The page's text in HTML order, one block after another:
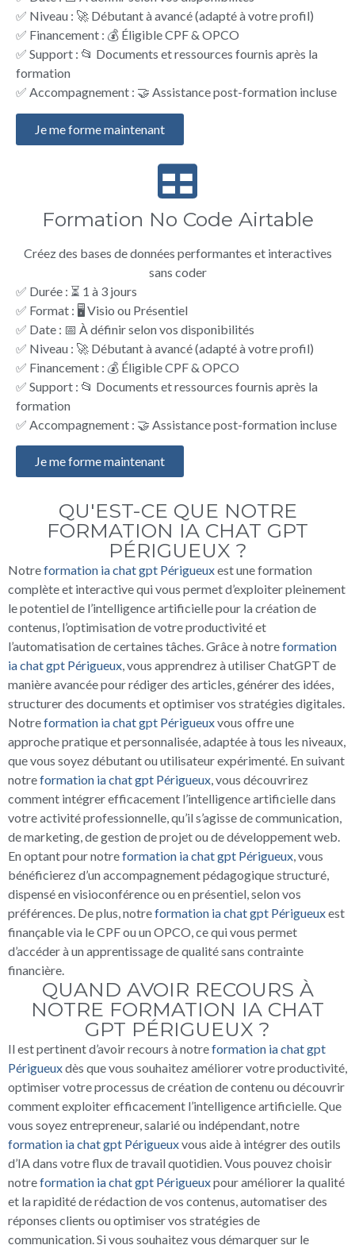
✅ Niveau : 🚀 Débutant à avancé (adapté à votre profil)
✅ Financement : 💰 Éligible CPF & OPCO
✅ Support : 📂 Documents et ressources fournis après la
formation
✅ Accompagnement : 🤝 Assistance post-formation incluse
Je me forme maintenant
Formation No Code Airtable
Créez des bases de données performantes et interactives
sans coder
✅ Durée : ⏳ 1 à 3 jours
✅ Format : 🖥️ Visio ou Présentiel
✅ Date : 📅 À définir selon vos disponibilités
✅ Niveau : 🚀 Débutant à avancé (adapté à votre profil)
✅ Financement : 💰 Éligible CPF & OPCO
✅ Support : 📂 Documents et ressources fournis après la
formation
✅ Accompagnement : 🤝 Assistance post-formation incluse
Je me forme maintenant
QU'EST-CE QUE NOTRE
FORMATION IA CHAT GPT
PÉRIGUEUX ?
Notreformation ia chat gpt Périgueuxest une formation
complète et interactive qui vous permet d’exploiter pleinement
le potentiel de l’intelligence artificielle pour la création de
contenus, l’optimisation de votre productivité et
l’automatisation de certaines tâches. Grâce à notreformation
ia chat gpt Périgueux, vous apprendrez à utiliser ChatGPT de
manière avancée pour rédiger des articles, générer des idées,
structurer des documents et optimiser vos stratégies digitales.
Notreformation ia chat gpt Périgueuxvous offre une
approche pratique et personnalisée, adaptée à tous les niveaux,
que vous soyez débutant ou utilisateur expérimenté. En suivant
notreformation ia chat gpt Périgueux, vous découvrirez
comment intégrer efficacement l’intelligence artificielle dans
votre activité professionnelle, qu’il s’agisse de communication,
de marketing, de gestion de projet ou de développement web.
En optant pour notreformation ia chat gpt Périgueux, vous
bénéficierez d’un accompagnement pédagogique structuré,
dispensé en visioconférence ou en présentiel, selon vos
préférences. De plus, notreformation ia chat gpt Périgueuxest
finançable via le CPF ou un OPCO, ce qui vous permet
d’accéder à un apprentissage de qualité sans contrainte
financière.
QUAND AVOIR RECOURS À
NOTRE FORMATION IA CHAT
GPT PÉRIGUEUX ?
Il est pertinent d’avoir recours à notreformation ia chat gpt
Périgueuxdès que vous souhaitez améliorer votre productivité,
optimiser votre processus de création de contenu ou découvrir
comment exploiter efficacement l’intelligence artificielle. Que
vous soyez entrepreneur, salarié ou indépendant, notre
formation ia chat gpt Périgueuxvous aide à intégrer des outils
d’IA dans votre flux de travail quotidien. Vous pouvez choisir
notreformation ia chat gpt Périgueuxpour améliorer la qualité
et la rapidité de rédaction de vos contenus, automatiser des
réponses clients ou optimiser vos stratégies de
communication. Si vous souhaitez vous démarquer sur le